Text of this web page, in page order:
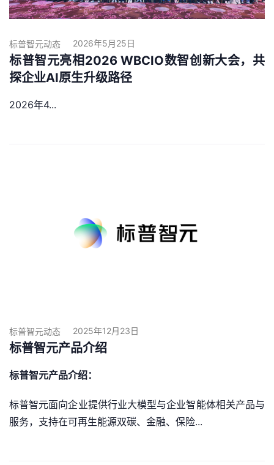
标普智元动态 2026年5月25日
标普智元亮相2026 WBCIO数智创新大会，共
探企业AI原生升级路径
2026年4...
标普智元动态 2025年12月23日
标普智元产品介绍
标普智元产品介绍：
标普智元面向企业提供行业大模型与企业智能体相关产品与
服务，支持在可再生能源双碳、金融、保险...